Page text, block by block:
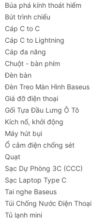
Búa phá kính thoát hiểm
Bút trình chiếu
Cáp C to C
Cáp C to Lightning
Cáp đa năng
Chuột - bàn phím
Đèn bàn
Đèn Treo Màn Hình Baseus
Giá đỡ điện thoại
Gối Tựa Đầu Lưng Ô Tô
Kích nổ, khởi động
Máy hút bụi
Ổ cắm điện chống sét
Quạt
Sạc Dự Phòng 3C (CCC)
Sạc Laptop Type C
Tai nghe Baseus
Túi Chống Nước Điện Thoại
Tủ lạnh mini